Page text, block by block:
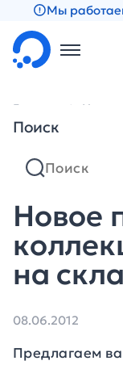
Мы
Поиск
Главная
Новое
на
08.06.2012
Предлагаем